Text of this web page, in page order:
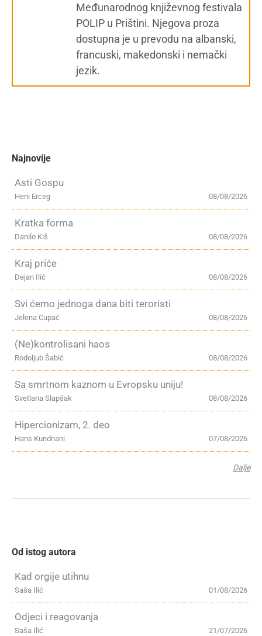
Međunarodnog književnog festivala
POLIP u Prištini. Njegova proza
dostupna je u prevodu na albanski,
francuski, makedonski i nemački
jezik.
Najnovije
Asti Gospu
08/08/2026
Heni Erceg
Kratka forma
08/08/2026
Danilo Kiš
Kraj priče
08/08/2026
Dejan Ilić
Svi ćemo jednoga dana biti teroristi
08/08/2026
Jelena Cupać
(Ne)kontrolisani haos
08/08/2026
Rodoljub Šabić
Sa smrtnom kaznom u Evropsku uniju!
08/08/2026
Svetlana Slapšak
Hipercionizam, 2. deo
07/08/2026
Hans Kundnani
Dalje
Od istog autora
Kad orgije utihnu
01/08/2026
Saša Ilić
Odjeci i reagovanja
21/07/2026
Saša Ilić